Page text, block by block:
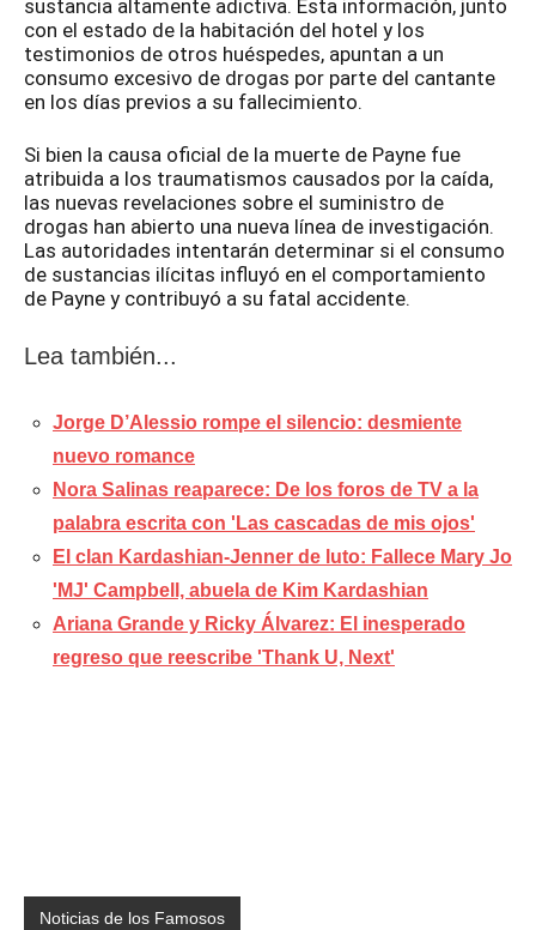
sustancia altamente adictiva. Esta información, junto
con el estado de la habitación del hotel y los
testimonios de otros huéspedes, apuntan a un
consumo excesivo de drogas por parte del cantante
en los días previos a su fallecimiento.
Si bien la causa oficial de la muerte de Payne fue
atribuida a los traumatismos causados por la caída,
las nuevas revelaciones sobre el suministro de
drogas han abierto una nueva línea de investigación.
Las autoridades intentarán determinar si el consumo
de sustancias ilícitas influyó en el comportamiento
de Payne y contribuyó a su fatal accidente.
Lea también...
Jorge D’Alessio rompe el silencio: desmiente
nuevo romance
Nora Salinas reaparece: De los foros de TV a la
palabra escrita con 'Las cascadas de mis ojos'
El clan Kardashian-Jenner de luto: Fallece Mary Jo
'MJ' Campbell, abuela de Kim Kardashian
Ariana Grande y Ricky Álvarez: El inesperado
regreso que reescribe 'Thank U, Next'
Noticias de los Famosos